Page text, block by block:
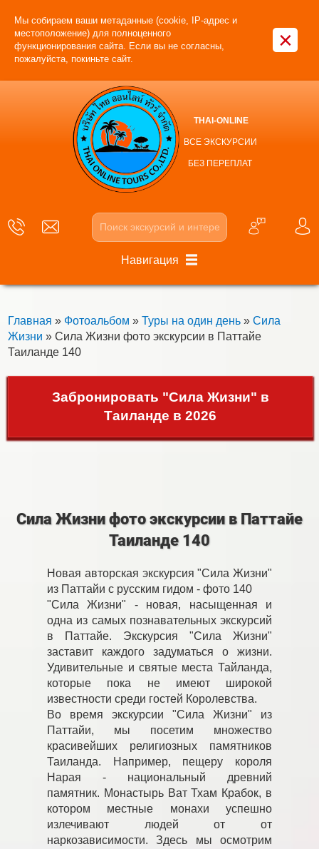
Мы собираем ваши метаданные (cookie, IP-адрес и
местоположение) для полноценного
функционирования сайта. Если вы не согласны,
пожалуйста, покиньте сайт.
×
THAI-ONLINE
ВСЕ ЭКСКУРСИИ
БЕЗ ПЕРЕПЛАТ
Навигация
Главная » Фотоальбом » Туры на один день» Сила
Жизни » Сила Жизни фото экскурсии в Паттайе
Таиланде 140
Забронировать "Сила Жизни" в
Таиланде в 2026
Сила Жизни фото экскурсии в Паттайе
Таиланде 140
Новая авторская экскурсия "Сила Жизни"
из Паттайи с русским гидом - фото 140
"Сила Жизни" - новая, насыщенная и
одна из самых познавательных экскурсий
в Паттайе. Экскурсия "Сила Жизни"
заставит каждого задуматься о жизни.
Удивительные и святые места Тайланда,
которые пока не имеют широкой
известности среди гостей Королевства.
Во время экскурсии "Сила Жизни" из
Паттайи, мы посетим множество
красивейших религиозных памятников
Таиланда. Например, пещеру короля
Нарая - национальный древний
памятник. Монастырь Ват Тхам Крабок, в
котором местные монахи успешно
излечивают людей от от
наркозависимости. Здесь мы осмотрим